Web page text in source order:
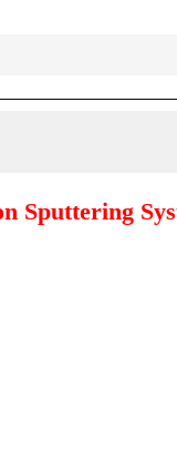
Sputtering